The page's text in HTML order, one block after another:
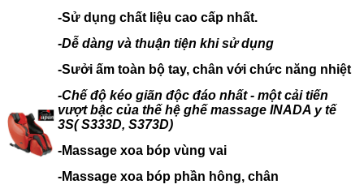
-Sử dụng chất liệu cao cấp nhất.
-Dễ dàng và thuận tiện khi sử dụng
-Sưởi ấm toàn bộ tay, chân với chức năng nhiệt
-Chế độ kéo giãn độc đáo nhất - một cải tiến
vượt bậc của thế hệ ghế massage INADA y tế
3S( S333D, S373D)
-Massage xoa bóp vùng vai
-Massage xoa bóp phần hông, chân